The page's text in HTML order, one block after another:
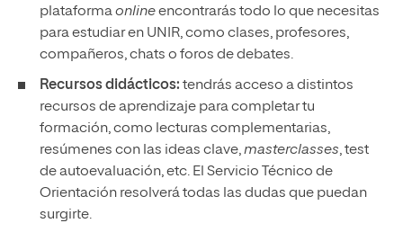
plataformaonlineencontrarás todo lo que necesitas
para estudiar en UNIR, como clases, profesores,
compañeros, chats o foros de debates.
Recursos didácticos: tendrás acceso a distintos
recursos de aprendizaje para completar tu
formación, como lecturas complementarias,
resúmenes con las ideas clave,masterclasses, test
de autoevaluación, etc. El Servicio Técnico de
Orientación resolverá todas las dudas que puedan
surgirte.